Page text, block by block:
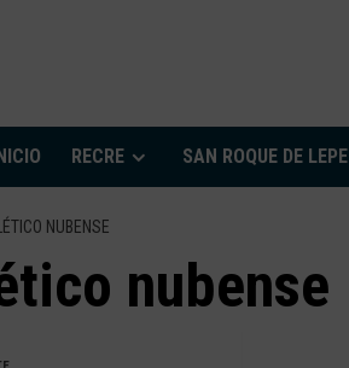
RECRE SAN ROQUE DE LEPE
NUBENSE
nubense